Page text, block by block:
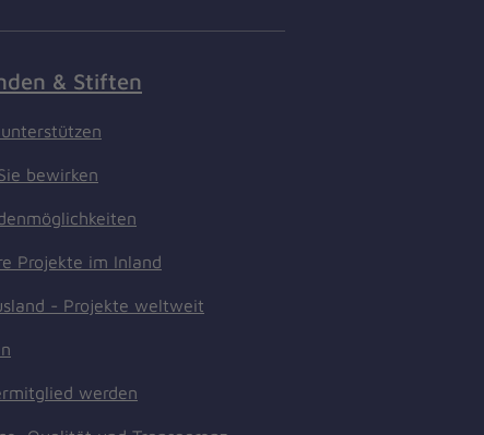
& Stiften
bewirken
Projekte im Inland
- Projekte weltweit
werden